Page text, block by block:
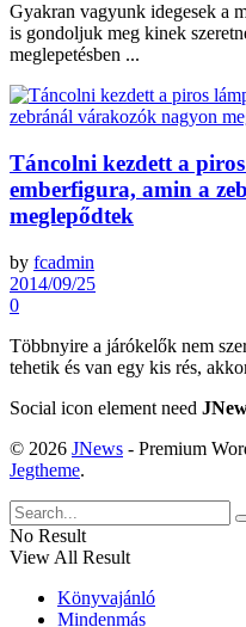
Gyakran vagyunk idegesek a
is gondoljuk meg kinek
meglepetésben ...
Táncolni kezdett a
emberfigura, amin a
meglepődtek
by fcadmin
2014/09/25
0
Többnyire a járókelők nem
tehetik és van egy kis rés,
Social icon element need
© 2026 JNews - Premium
Jegtheme.
No Result
View All Result
Könyvajánló
Mindenmás